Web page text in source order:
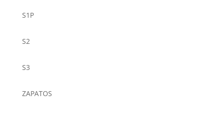
S1P
S2
S3
ZAPATOS